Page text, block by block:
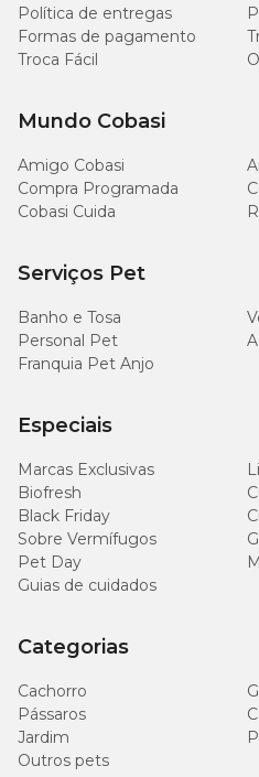
uma coleção completa de
isso mesmo! Nunca foi tão fácil
Política de entregas
Formas de pagamento
Troca Fácil
Mundo Cobasi
Amigo Cobasi
Compra Programada
Cobasi Cuida
Serviços Pet
Banho e Tosa
Personal Pet
Franquia Pet Anjo
Especiais
Marcas Exclusivas
Biofresh
Black Friday
Sobre Vermífugos
Pet Day
Guias de cuidados
Categorias
Cachorro
Pássaros
Jardim
Outros pets